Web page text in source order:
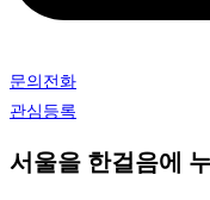
문의전화
관심등록
서울을 한걸음에